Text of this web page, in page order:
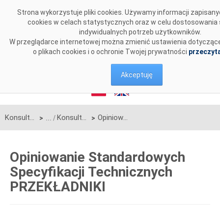
Strona wykorzystuje pliki cookies. Używamy informacji
cookies w celach statystycznych oraz w celu dostosowania
indywidualnych potrzeb użytkowników.
W przeglądarce internetowej można zmienić ustawienia
o plikach cookies i o ochronie Twojej prywatności
Akceptuję
Konsultacje > Konsultacje zakończone > Opiniowanie Standardowych Specyfikacji Technicznych PRZEKŁADNIKI
Opiniowanie Standardowych
Specyfikacji Technicznych
PRZEKŁADNIKI